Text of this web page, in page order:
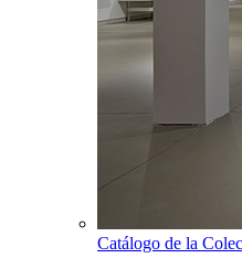
Catálogo de la